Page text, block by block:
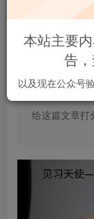
给这篇文章打
本站主要
告
以及现在公众号